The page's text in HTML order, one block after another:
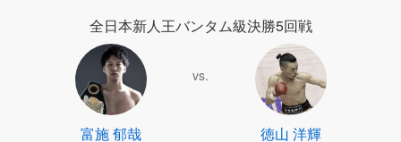
全日本新人王バンタム級決勝5回戦
富施 郁哉
vs.
徳山 洋輝